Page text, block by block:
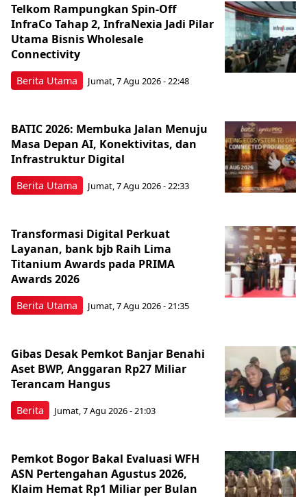
Berita Utama
Telkom Rampungkan Spin-Off
InfraCo Tahap 2, InfraNexia Jadi Pilar
Utama Bisnis Wholesale
Connectivity
Jumat, 7 Agu 2026 - 22:48
Berita Utama
BATIC 2026: Membuka Jalan Menuju
Masa Depan AI, Konektivitas, dan
Infrastruktur Digital
Jumat, 7 Agu 2026 - 22:33
Berita Utama
Transformasi Digital Perkuat
Layanan, bank bjb Raih Lima
Titanium Awards pada PRIMA
Awards 2026
Jumat, 7 Agu 2026 - 21:35
Berita
Gibas Desak Pemkot Banjar Benahi
Aset BWP, Anggaran Rp27 Miliar
Terancam Hangus
Jumat, 7 Agu 2026 - 21:03
Pemkot Bogor Bakal Evaluasi WFH
ASN Pertengahan Agustus 2026,
Klaim Hemat Rp1 Miliar per Bulan